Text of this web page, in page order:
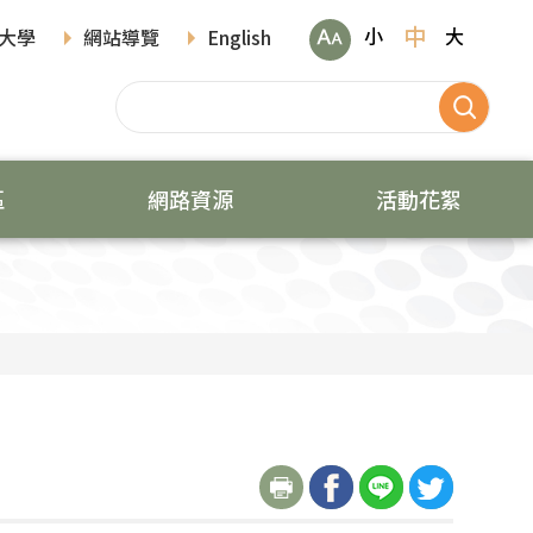
學 網站導覽 English 小 中 大
網路資源 活動花絮